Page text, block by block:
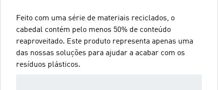
Feito com uma série de materiais reciclados, o
cabedal contém pelo menos 50% de conteúdo
reaproveitado. Este produto representa apenas uma
das nossas soluções para ajudar a acabar com os
resíduos plásticos.